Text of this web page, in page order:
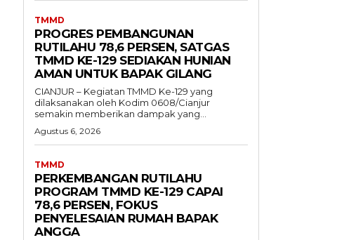
TMMD
PROGRES PEMBANGUNAN
RUTILAHU 78,6 PERSEN, SATGAS
TMMD KE-129 SEDIAKAN HUNIAN
AMAN UNTUK BAPAK GILANG
CIANJUR – Kegiatan TMMD Ke-129 yang
dilaksanakan oleh Kodim 0608/Cianjur
semakin memberikan dampak yang...
Agustus 6, 2026
TMMD
PERKEMBANGAN RUTILAHU
PROGRAM TMMD KE-129 CAPAI
78,6 PERSEN, FOKUS
PENYELESAIAN RUMAH BAPAK
ANGGA